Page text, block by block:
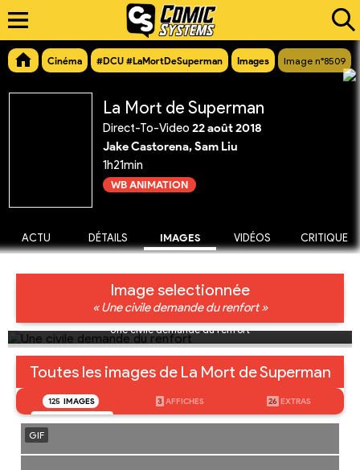
Cinéma #DCU #LaMortDeSuperman Images Image n°8509
La Mort de Superman
Direct-To-Video 22 août 2018
Jake Castorena, Sam Liu
1h21min
WB ANIMATION
ACTU DÉTAILS IMAGES VIDÉOS CRITIQUE
Image selectionnée
« Une civile demande du renfort »
Une civile demande du renfort
Toutes les images de La Mort de Superman
125 IMAGES 3 AFFICHES 26 EXTRAS